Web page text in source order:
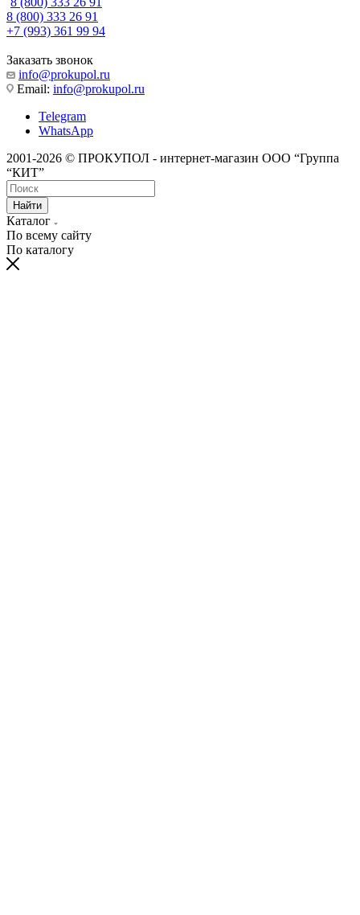
8 (800) 333 26 91
+7 (993) 361 99 94
Заказать звонок
info@prokupol.ru
Email: info@prokupol.ru
Telegram
WhatsApp
2001-2026 © ПРОКУПОЛ - интернет-магазин ООО “Группа
“КИТ”
Найти
Каталог
По всему сайту
По каталогу